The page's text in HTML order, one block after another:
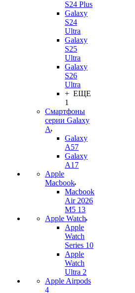
S24 Plus
Galaxy
S24
Ultra
Galaxy
S25
Ultra
Galaxy
S26
Ultra
+ ЕЩЕ
1
Смартфоны
серии Galaxy
A
Galaxy
A57
Galaxy
A17
Apple
Macbook
Macbook
Air 2026
M5 13
Apple Watch
Apple
Watch
Series 10
Apple
Watch
Ultra 2
Apple Airpods
4